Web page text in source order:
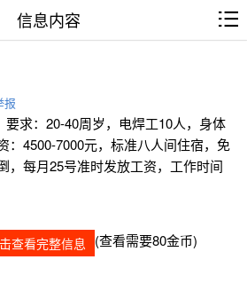
信息内容
报
求：20-40周岁，电焊工10人，身体
：4500-7000元，标准八人间住宿，免
，每月25号准时发放工资，工作时间
查看完整信息 (查看需要80金币)